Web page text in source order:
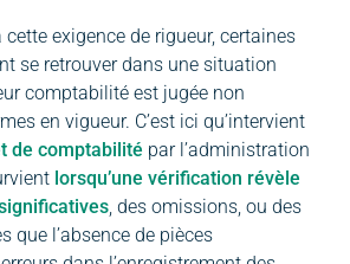
cette exigence de rigueur, certaines
se retrouver dans une situation
comptabilité est jugée non
en vigueur. C’est ici qu’intervient
de comptabilité par l’administration
lorsqu’une vérification révèle
, des omissions, ou des
que l’absence de pièces